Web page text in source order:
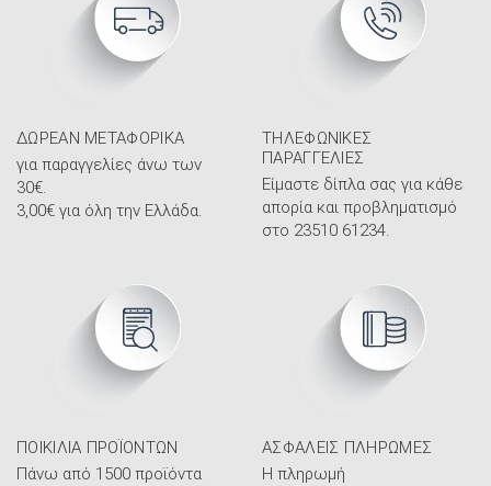
ΔΩΡΕΆΝ ΜΕΤΑΦΟΡΙΚΆ
για παραγγελίες άνω των
30€.
3,00€ για όλη την Ελλάδα.
ΤΗΛΕΦΩΝΙΚΈΣ
ΠΑΡΑΓΓΕΛΊΕΣ
Είμαστε δίπλα σας για κάθε
απορία και προβληματισμό
στο 23510 61234.
ΠΟΙΚΙΛΊΑ ΠΡΟΪΌΝΤΩΝ
Πάνω από 1500 προϊόντα
ΑΣΦΑΛΕΊΣ ΠΛΗΡΩΜΈΣ
Η πληρωμή